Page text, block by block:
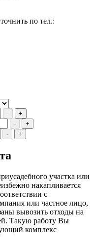
по тел.:
- +
- +
- +
участка или
накапливается
с
или частное лицо,
вывозить отходы на
Такую работу Вы
комплекс